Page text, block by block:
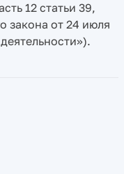
12 статьи 39,
закона от 24 июля